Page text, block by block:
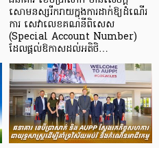
សោមនស្សរីករាយក្នុងការដាក់ឱ្យដំណើរ
ការ សេវាលេខគណនីពិសេស
(Special Account Number)
ដែលផ្តល់ឱកាសដល់អតិថិ…